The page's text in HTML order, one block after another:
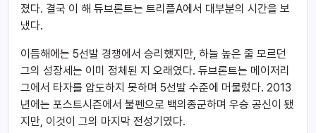
졌다. 결국 이 해 듀브론트는 트리플A에서 대부분의 시간을 보
냈다.
이듬해에는 5선발 경쟁에서 승리했지만, 하늘 높은 줄 모르던
그의 성장세는 이미 정체된 지 오래였다. 듀브론트는 메이저리
그에서 타자를 압도하지 못하며 5선발 수준에 머물렀다. 2013
년에는 포스트시즌에서 불펜으로 백의종군하며 우승 공신이 됐
지만, 이것이 그의 마지막 전성기였다.